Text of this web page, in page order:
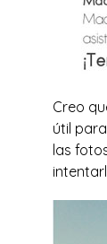
Creo
útil
las